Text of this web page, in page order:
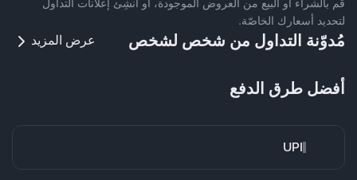
قُم بالشراء أو البيع من العروض الموجودة، أو أنشِئ إعلانات التداول
لتحديد أسعارك الخاصّة.
مُدوّنة التداول من شخص لشخص عرض المزيد
أفضل طرق الدفع
UPI